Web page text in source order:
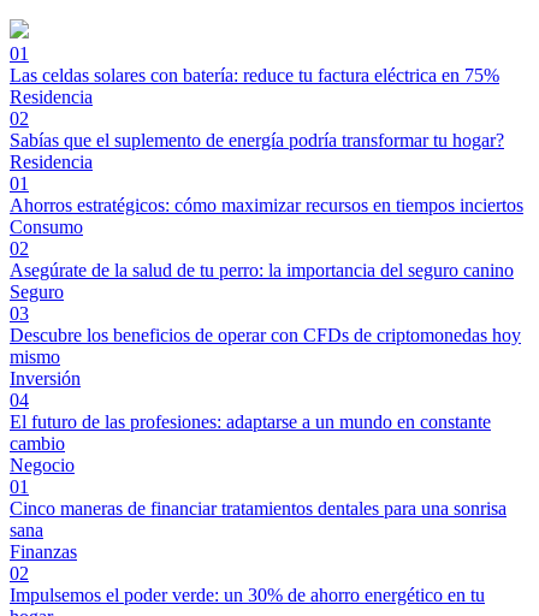
01
Las celdas solares con batería: reduce tu factura eléctrica en 75%
Residencia
02
Sabías que el suplemento de energía podría transformar tu hogar?
Residencia
01
Ahorros estratégicos: cómo maximizar recursos en tiempos inciertos
Consumo
02
Asegúrate de la salud de tu perro: la importancia del seguro canino
Seguro
03
Descubre los beneficios de operar con CFDs de criptomonedas hoy
mismo
Inversión
04
El futuro de las profesiones: adaptarse a un mundo en constante
cambio
Negocio
01
Cinco maneras de financiar tratamientos dentales para una sonrisa
sana
Finanzas
02
Impulsemos el poder verde: un 30% de ahorro energético en tu